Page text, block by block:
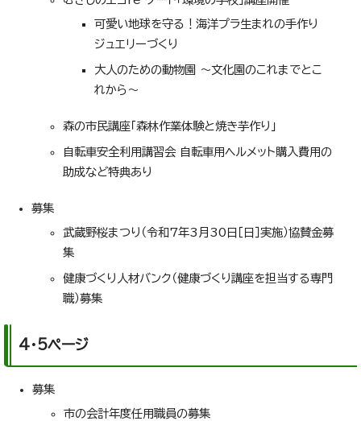
可愛い地球を守る！海洋プラ生まれの手作り
ジュエリーづくり
大人のための動物園 ～文化園のこれまでとこ
れから～
森の市民講座「森林作業体験と焼き芋作り」
自転車安全利用講習会 自転車用ヘルメット購入費用の
助成など特典あり
募集
武蔵野桜まつり（令和7年3月30日［日］実施）協賛金募
集
健康づくり人材バンク（健康づくり講座を担当する専門
職）募集
4・5ページ
募集
市の会計年度任用職員の募集